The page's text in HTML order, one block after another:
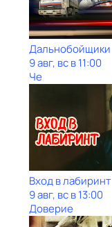
Дальнобойщики
9 авг, вс в 11:00
Че
Вход в лабиринт
9 авг, вс в 13:00
Доверие